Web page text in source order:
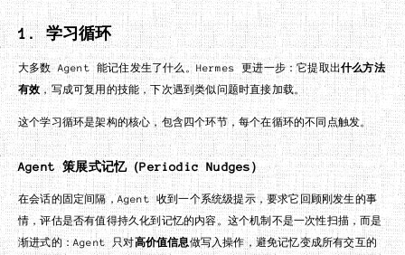
1. 学习循环
大多数 Agent 能记住发生了什么。Hermes 更进一步：它提取出什么方法
有效，写成可复用的技能，下次遇到类似问题时直接加载。
这个学习循环是架构的核心，包含四个环节，每个在循环的不同点触发。
Agent 策展式记忆（Periodic Nudges）
在会话的固定间隔，Agent 收到一个系统级提示，要求它回顾刚发生的事
情，评估是否有值得持久化到记忆的内容。这个机制不是一次性扫描，而是
渐进式的：Agent 只对高价值信息做写入操作，避免记忆变成所有交互的